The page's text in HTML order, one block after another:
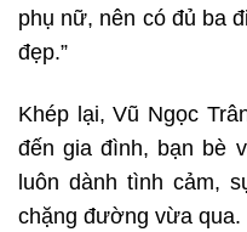
phụ nữ, nên có đủ ba
đẹp.”
Khép lại, Vũ Ngọc
đến gia đình, bạn bè
luôn dành tình cảm,
chặng đường vừa qua.